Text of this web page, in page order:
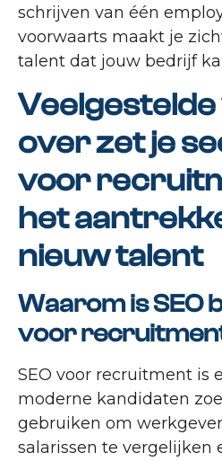
schrijven van één
voorwaarts maakt je
talent dat jouw bedrijf
over zet je
voor
het
nieuw talent
Waarom is SEO
voor
SEO voor recruitment is
moderne kandidaten
gebruiken om
salarissen te vergelijken